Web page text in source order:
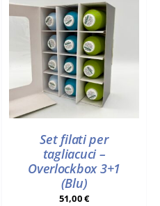
Set filati per
tagliacuci –
Overlockbox 3+1
(Blu)
51,00€